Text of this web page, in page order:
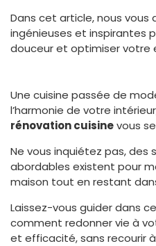
Dans cet article, nous vous
ingénieuses et inspirantes
douceur et optimiser votre
Une cuisine passée de
l’harmonie de votre
rénovation cuisinevous
Ne vous inquiétez pas, des
abordables existent pour
maison tout en restant
Laissez-vous guider dans
comment redonner vie à
et efficacité, sans recourir